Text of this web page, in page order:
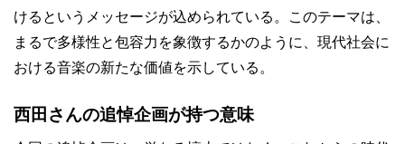
けるというメッセージが込められている。このテーマは、
まるで多様性と包容力を象徴するかのように、現代社会に
おける音楽の新たな価値を示している。
西田さんの追悼企画が持つ意味